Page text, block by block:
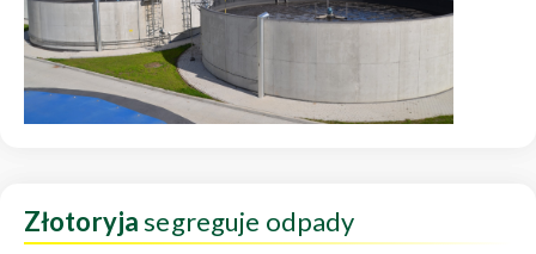
Złotoryjasegreguje odpady